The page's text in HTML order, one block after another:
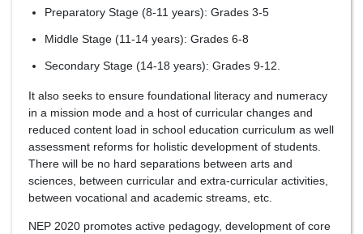
Preparatory Stage (8-11 years): Grades 3-5
Middle Stage (11-14 years): Grades 6-8
Secondary Stage (14-18 years): Grades 9-12.
It also seeks to ensure foundational literacy and numeracy
in a mission mode and a host of curricular changes and
reduced content load in school education curriculum as well
assessment reforms for holistic development of students.
There will be no hard separations between arts and
sciences, between curricular and extra-curricular activities,
between vocational and academic streams, etc.
NEP 2020 promotes active pedagogy, development of core